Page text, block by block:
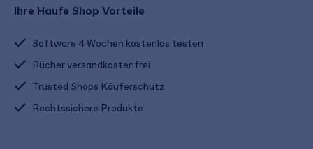
Ihre Haufe Shop Vorteile
Software 4 Wochen kostenlos testen
Bücher versandkostenfrei
Trusted Shops Käuferschutz
Rechtssichere Produkte